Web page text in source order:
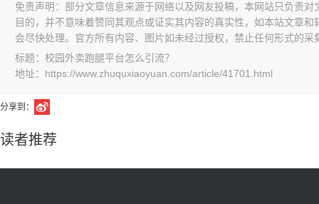
免责声明：部分文章信息来源于网络以及网友投稿，本网站只负责
目的，并不意味着赞同其观点或证实其内容的真实性，如本站文章
会尽快处理。官方所有内容、图片如未经过授权，禁止任何形式的采
标题：校园外卖跑腿平台怎么引流？
地址：https://www.zhuquxiaoyuan.com/article/41701.html
分享到：
读者推荐